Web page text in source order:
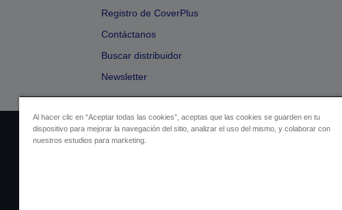
Registro de CoverPlus
Contáctanos
Buscar distribuidor
Newsletter
Identificación del vendedor Identificación de
Al hacer clic en “Aceptar todas las cookies”, aceptas que las cookies se guarden en tu
dispositivo para mejorar la navegación del sitio, analizar el uso del mismo, y colaborar con
nuestros estudios para marketing.